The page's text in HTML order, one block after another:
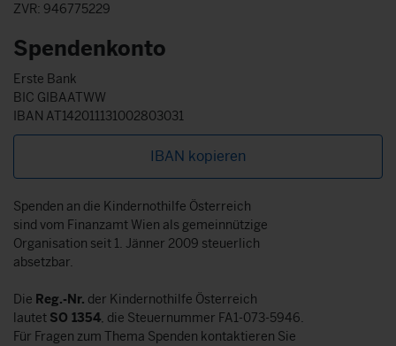
ZVR: 946775229
Spendenkonto
Erste Bank
BIC GIBAATWW
IBAN AT142011131002803031
IBAN kopieren
Spenden an die Kindernothilfe Österreich
sind vom Finanzamt Wien als gemeinnützige
Organisation seit 1. Jänner 2009 steuerlich
absetzbar.
Die Reg.-Nr. der Kindernothilfe Österreich
lautet SO 1354, die Steuernummer FA1-073-5946.
Für Fragen zum Thema Spenden kontaktieren Sie